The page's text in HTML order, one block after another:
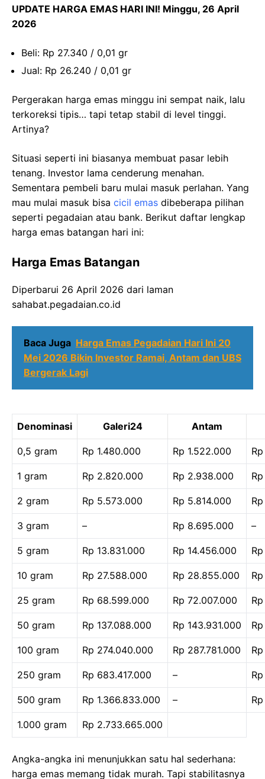
UPDATE HARGA EMAS HARI INI! Minggu, 26 April
2026
Beli: Rp 27.340 / 0,01 gr
Jual: Rp 26.240 / 0,01 gr
Pergerakan harga emas minggu ini sempat naik, lalu
terkoreksi tipis… tapi tetap stabil di level tinggi.
Artinya?
Situasi seperti ini biasanya membuat pasar lebih
tenang. Investor lama cenderung menahan.
Sementara pembeli baru mulai masuk perlahan. Yang
mau mulai masuk bisa cicil emas dibeberapa pilihan
seperti pegadaian atau bank. Berikut daftar lengkap
harga emas batangan hari ini:
Harga Emas Batangan
Diperbarui 26 April 2026 dari laman
sahabat.pegadaian.co.id
Baca Juga Harga Emas Pegadaian Hari Ini 20
Mei 2026 Bikin Investor Ramai, Antam dan UBS
Bergerak Lagi
Denominasi Galeri24 Antam
0,5 gram Rp 1.480.000 Rp 1.522.000
1 gram Rp 2.820.000 Rp 2.938.000
2 gram Rp 5.573.000 Rp 5.814.000
3 gram – Rp 8.695.000 –
5 gram Rp 13.831.000 Rp 14.456.000
10 gram Rp 27.588.000 Rp 28.855.000
25 gram Rp 68.599.000 Rp 72.007.000
50 gram Rp 137.088.000 Rp 143.931.000
100 gram Rp 274.040.000 Rp 287.781.000
250 gram Rp 683.417.000 –
500 gram Rp 1.366.833.000 –
1.000 gram Rp 2.733.665.000
Angka-angka ini menunjukkan satu hal sederhana:
harga emas memang tidak murah. Tapi stabilitasnya